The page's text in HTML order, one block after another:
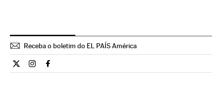
Receba o boletim do EL PAÍS América
Internacional El País Brasil en Twitter
Internacional El País Brasil en Instagram
Internacional El País Brasil en Facebook